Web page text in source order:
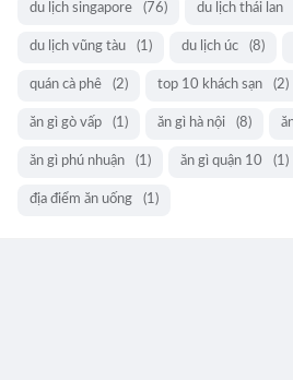
du lịch singapore (76) du lịch thái lan
du lịch vũng tàu (1) du lịch úc (8)
quán cà phê (2) top 10 khách sạn (2)
ăn gì gò vấp (1) ăn gì hà nội (8)
ăn gì phú nhuận (1) ăn gì quận 10 (1)
địa điểm ăn uống (1)